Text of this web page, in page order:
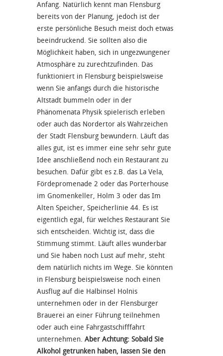
Anfang. Natürlich kennt man Flensburg
bereits von der Planung, jedoch ist der
erste persönliche Besuch meist doch etwas
beeindruckend. Sie sollten also die
Möglichkeit haben, sich in ungezwungener
Atmosphäre zu zurechtzufinden. Das
funktioniert in Flensburg beispielsweise
wenn Sie anfangs durch die historische
Altstadt bummeln oder in der
Phänomenata Physik spielerisch erleben
oder auch das Nordertor als Wahrzeichen
der Stadt Flensburg bewundern. Läuft das
alles gut, ist es immer eine sehr sehr gute
Idee anschließend noch ein Restaurant zu
besuchen. Dafür gibt es z.B. das La Vela,
Fördepromenade 2 oder das Porterhouse
im Gnomenkeller, Holm 3 oder das Im
Alten Speicher, Speicherlinie 44. Es ist
eigentlich egal, für welches Restaurant Sie
sich entscheiden. Wichtig ist, dass die
Stimmung stimmt. Läuft alles wunderbar
und Sie haben noch Lust auf mehr, steht
dem natürlich nichts im Wege. Sie könnten
in Flensburg beispielsweise noch einen
Ausflug auf die Halbinsel Holnis
unternehmen oder in der Flensburger
Brauerei an einer Führung teilnehmen
oder auch eine Fahrgastschifffahrt
unternehmen. Aber Achtung: Sobald Sie
Alkohol getrunken haben, lassen Sie den